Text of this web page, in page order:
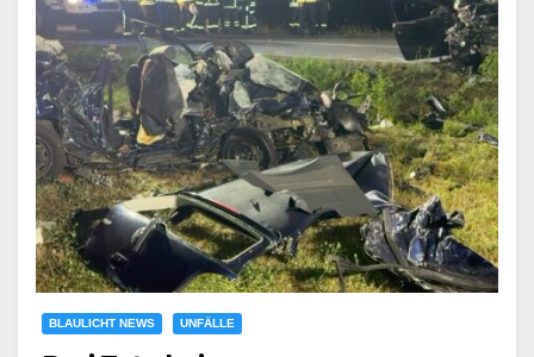
BLAULICHT NEWS UNFÄLLE